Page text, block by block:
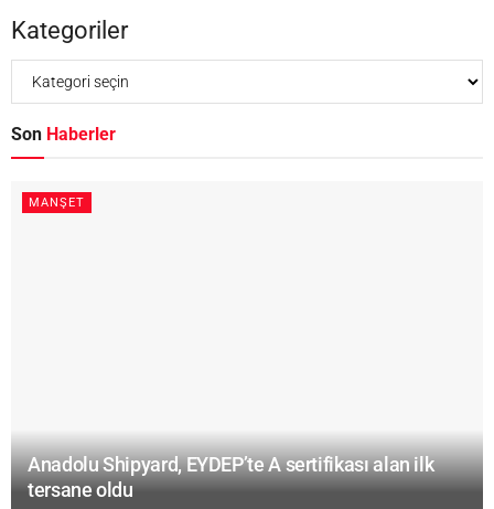
Kategoriler
Son Haberler
MANŞET
Anadolu Shipyard, EYDEP’te A sertifikası alan ilk
tersane oldu